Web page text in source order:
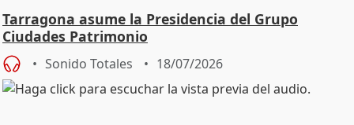
Tarragona asume la Presidencia del Grupo
Ciudades Patrimonio
Sonido Totales 18/07/2026